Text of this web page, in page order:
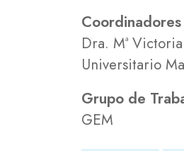
Coordinadores
Dra. Mª
Universitario
Grupo de
GEM